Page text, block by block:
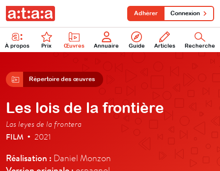
À propos Prix Œuvres Annuaire Guide Articles Recherche
Adhérer Connexion
Répertoire des œuvres
Les lois de la frontière
Las leyes de la frontera
FILM • 2021
Réalisation : Daniel Monzon